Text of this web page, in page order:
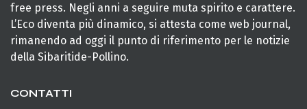
free press. Negli anni a seguire muta spirito e carattere.
L’Eco diventa più dinamico, si attesta come web journal,
rimanendo ad oggi il punto di riferimento per le notizie
della Sibaritide-Pollino.
CONTATTI